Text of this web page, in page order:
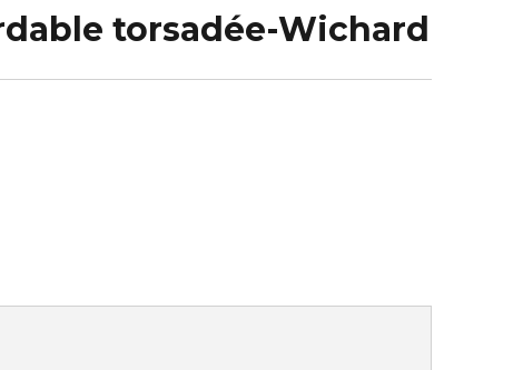
torsadée-Wichard